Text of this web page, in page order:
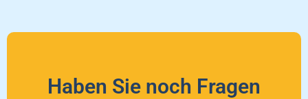
Haben Sie noch Fragen